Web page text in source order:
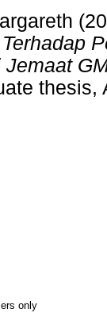
thesis,
only